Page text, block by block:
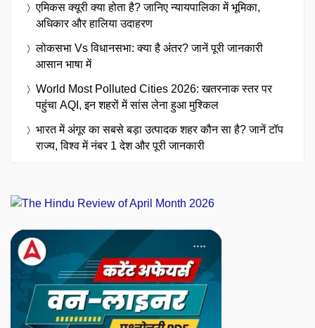
एमिकस क्यूरी क्या होता है? जानिए न्यायपालिका में भूमिका,
अधिकार और हालिया उदाहरण
लोकसभा Vs विधानसभा: क्या है अंतर? जानें पूरी जानकारी
आसान भाषा में
World Most Polluted Cities 2026: खतरनाक स्तर पर
पहुंचा AQI, इन शहरों में सांस लेना हुआ मुश्किल
भारत में अंगूर का सबसे बड़ा उत्पादक शहर कौन सा है? जानें टॉप
राज्य, विश्व में नंबर 1 देश और पूरी जानकारी